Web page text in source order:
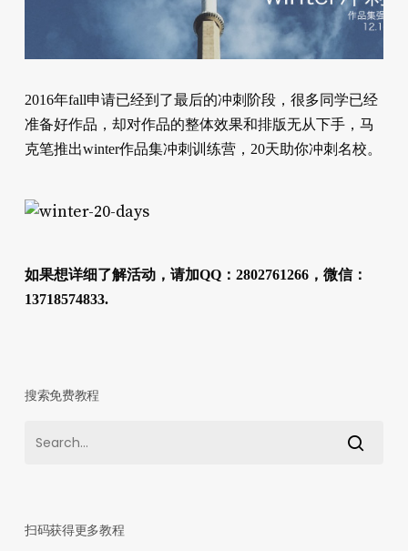
2016年fall申请已经到了最后的冲刺阶段，很多同学已经
准备好作品，却对作品的整体效果和排版无从下手，马
克笔推出winter作品集冲刺训练营，20天助你冲刺名校。
如果想详细了解活动，请加QQ：2802761266，微信：
13718574833.
搜索免费教程
扫码获得更多教程